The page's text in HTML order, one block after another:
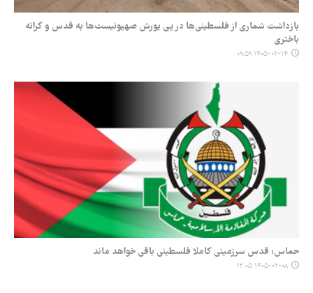
بازداشت شماری از فلسطینی‌ها در پی یورش صهیونیست‌ها به قدس و کرانه
باختری
۱۴۰۵-۰۲-۱۴ ۰۹:۵۹
حماس: قدس سرزمینی کاملا فلسطینی باقی خواهد ماند
۱۴۰۵-۰۲-۰۸ ۱۳:۰۵